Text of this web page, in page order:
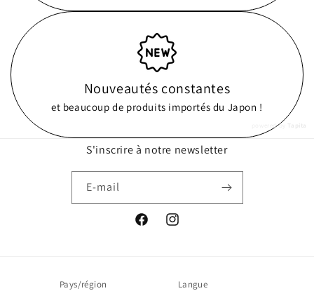
Nouveautés constantes
et beaucoup de produits importés du Japon !
powered by
S'inscrire à notre newsletter
E-mail
FacebookInstagram
Pays/région Langue